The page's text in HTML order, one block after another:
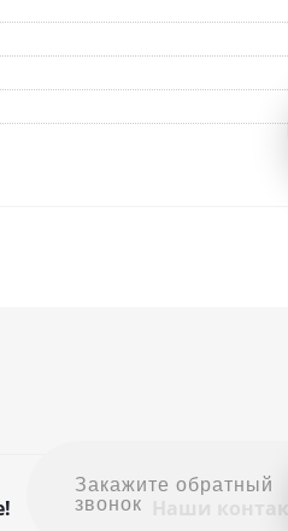
Наши
Закажите обратный
звонок